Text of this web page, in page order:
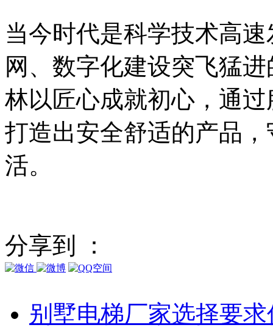
当今时代是科学技术高
网、数字化建设突飞猛
林以匠心成就初心，通
打造出安全舒适的产品
活。
分享到 ：
别墅电梯厂家选择要求